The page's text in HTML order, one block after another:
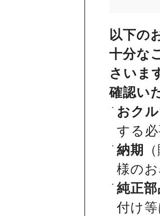
以下の
十分な
さいま
確認い
おク
する必
納期
様の
純正
付け